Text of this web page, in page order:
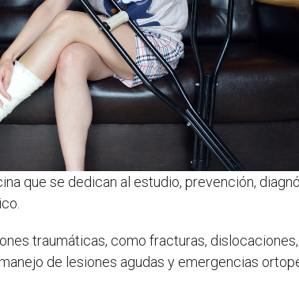
que se dedican al estudio, prevención,
traumáticas, como fracturas,
de lesiones agudas y emergencias